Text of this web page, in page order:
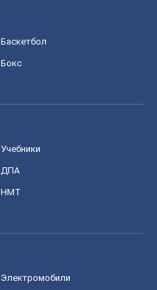
Баскетбол
Бокс
Учебники
ДПА
НМТ
Электромобили